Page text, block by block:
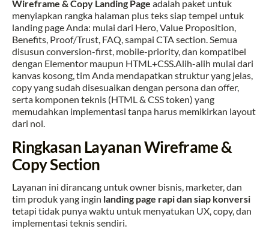
Wireframe & Copy Landing Page adalah paket untuk
menyiapkan rangka halaman plus teks siap tempel untuk
landing page Anda: mulai dari Hero, Value Proposition,
Benefits, Proof/Trust, FAQ, sampai CTA section. Semua
disusun conversion-first, mobile-priority, dan kompatibel
dengan Elementor maupun HTML+CSS.Alih-alih mulai dari
kanvas kosong, tim Anda mendapatkan struktur yang jelas,
copy yang sudah disesuaikan dengan persona dan offer,
serta komponen teknis (HTML & CSS token) yang
memudahkan implementasi tanpa harus memikirkan layout
dari nol.
Ringkasan Layanan Wireframe &
Copy Section
Layanan ini dirancang untuk owner bisnis, marketer, dan
tim produk yang ingin landing page rapi dan siap konversi
tetapi tidak punya waktu untuk menyatukan UX, copy, dan
implementasi teknis sendiri.